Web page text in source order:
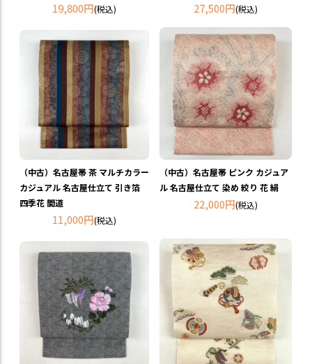
19,800円(税込) 27,500円(税込)
（中古）名古屋帯 茶 マルチカラー
カジュアル 名古屋仕立て 引き箔
四季花 間道
11,000円(税込)
（中古）名古屋帯 ピンク カジュア
ル 名古屋仕立て 染め 絞り 花 絹
22,000円(税込)